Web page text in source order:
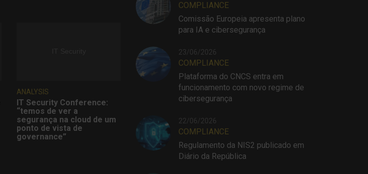
ANALYSIS
IT Security Conference:
“temos de ver a
segurança na cloud de um
ponto de vista de
governance”
COMPLIANCE
Comissão Europeia apresenta plano
para IA e cibersegurança
23/06/2026
COMPLIANCE
Plataforma do CNCS entra em
funcionamento com novo regime de
cibersegurança
22/06/2026
COMPLIANCE
Regulamento da NIS2 publicado em
Diário da República